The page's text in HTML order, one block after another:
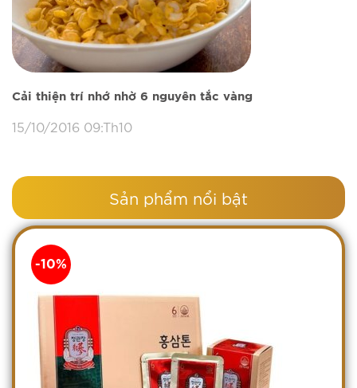
Cải thiện trí nhớ nhờ 6 nguyên tắc vàng
15/10/2016 09:Th10
Sản phẩm nổi bật
-10%